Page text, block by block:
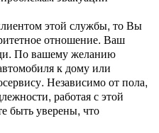
этой службы, то Вы
отношение. Ваш
По вашему желанию
к дому или
Независимо от пола,
работая с этой
быть уверены, что